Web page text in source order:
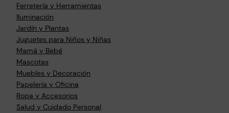
Ferretería y Herramientas
Iluminación
Jardín y Plantas
Juguetes para Niños y Niñas
Mamá y Bebé
Mascotas
Muebles y Decoración
Papelería y Oficina
Ropa y Accesorios
Salud y Cuidado Personal